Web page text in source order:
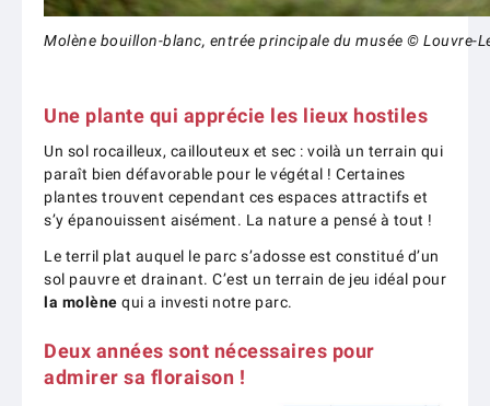
Molène bouillon-blanc, entrée principale du musée © Louvre-
Une plante qui apprécie les lieux hostiles
Un sol rocailleux, caillouteux et sec : voilà un terrain qui
paraît bien défavorable pour le végétal ! Certaines
plantes trouvent cependant ces espaces attractifs et
s’y épanouissent aisément. La nature a pensé à tout !
Le terril plat auquel le parc s’adosse est constitué d’un
sol pauvre et drainant. C’est un terrain de jeu idéal pour
la molène qui a investi notre parc.
Deux années sont nécessaires pour
admirer sa floraison !